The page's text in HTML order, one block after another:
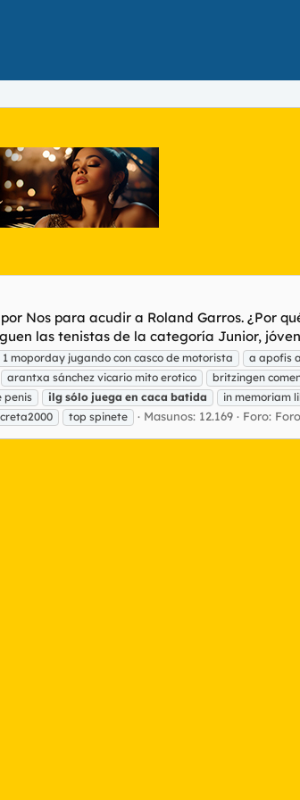
Nos para acudir a Roland Garros. ¿Por
las tenistas de la categoría Junior,
1 moporday jugando con casco de motorista a apofis
arantxa sánchez vicario mito erotico britzingen
penis ilg sólo juega en caca batida in memoriam
top spinete Masunos: 12.169 Foro: